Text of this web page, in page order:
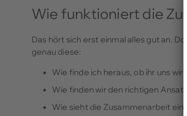
Wie funktioniert die
Das hört sich erst einmal alles gut an.
genau diese:
Wie finde ich heraus, ob ihr uns
Wie finden wir den richtigen
Wie sieht die Zusammenarbeit